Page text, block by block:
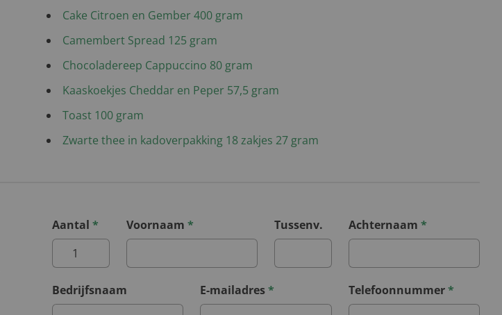
Cake Citroen en Gember 400 gram
Camembert Spread 125 gram
Chocoladereep Cappuccino 80 gram
Kaaskoekjes Cheddar en Peper 57,5 gram
Toast 100 gram
Zwarte thee in kadoverpakking 18 zakjes 27 gram
Aantal * Voornaam * Tussenv. Achternaam *
Bedrijfsnaam E-mailadres* Telefoonnummer*